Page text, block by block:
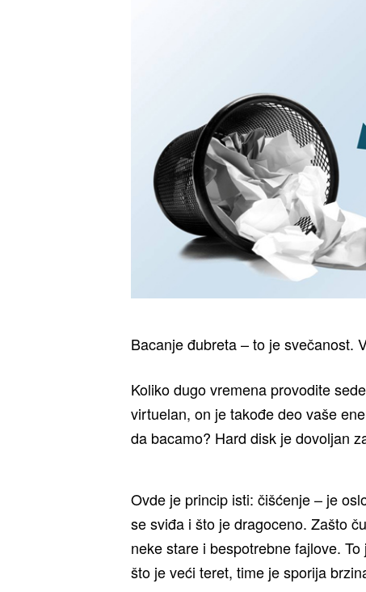
Bacanje đubreta – to je svečanost.
Koliko dugo vremena provodite
virtuelan, on je takođe deo vaše
da bacamo? Hard disk je dovoljan
Ovde je princip isti: čišćenje – je
se sviđa i što je dragoceno. Zašto
neke stare i bespotrebne fajlove.
što je veći teret, time je sporija